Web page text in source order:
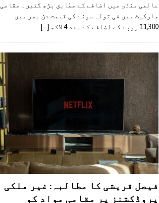
عالمی منڈی میں اضافے کے مطابق بڑھ گئیں۔ مقامی
مارکیٹ میں فی تولہ سونے کی قیمت دن بھر میں
11,300 روپے کے اضافے کے بعد 4 لاکھ
[...]
فیصل قریشی کا مطالبہ: غیر ملکی
پروڈکشنز پر مقامی مواد کو